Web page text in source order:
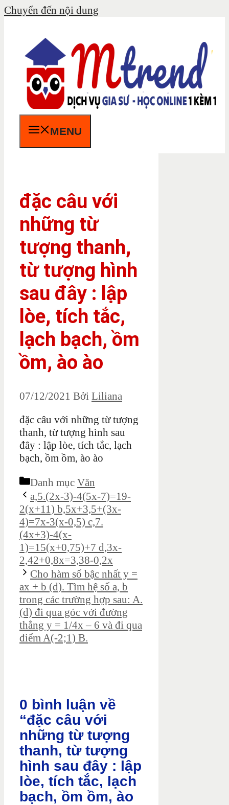
Chuyển đến nội dung
MENU
đặc câu với
những từ
tượng thanh,
từ tượng hình
sau đây : lập
lòe, tích tắc,
lạch bạch, ồm
ồm, ào ào
07/12/2021 Bởi Liliana
đặc câu với những từ tượng
thanh, từ tượng hình sau
đây : lập lòe, tích tắc, lạch
bạch, ồm ồm, ào ào
Danh mục Văn
a,5.(2x-3)-4(5x-7)=19-
2(x+11) b,5x+3,5+(3x-
4)=7x-3(x-0,5) c,7.
(4x+3)-4(x-
1)=15(x+0,75)+7 d,3x-
2,42+0,8x=3,38-0,2x
Cho hàm số bậc nhất y =
ax + b (d). Tìm hệ số a, b
trong các trường hợp sau: A.
(d) đi qua góc với đường
thẳng y = 1/4x – 6 và đi qua
điểm A(-2;1) B.
0 bình luận về
“đặc câu với
những từ tượng
thanh, từ tượng
hình sau đây : lập
lòe, tích tắc, lạch
bạch, ồm ồm, ào